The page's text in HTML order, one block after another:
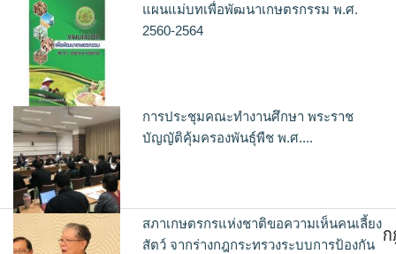
Search
for:
แผนแม่บทเพื่อพัฒนาเกษตรกรรม พ.ศ.
2560-2564
การประชุมคณะทำงานศึกษา พระราช
บัญญัติคุ้มครองพันธุ์พืช พ.ศ....
สภาเกษตรกรแห่งชาติขอความเห็นคนเลี้ยง
สัตว์ จากร่างกฎกระทรวงระบบการป้องกัน